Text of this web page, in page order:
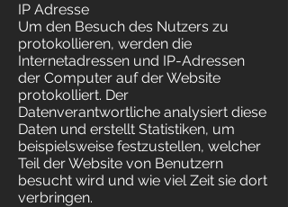
IP Adresse
Um den Besuch des Nutzers zu
protokollieren, werden die
Internetadressen und IP-Adressen
der Computer auf der Website
protokolliert. Der
Datenverantwortliche analysiert diese
Daten und erstellt Statistiken, um
beispielsweise festzustellen, welcher
Teil der Website von Benutzern
besucht wird und wie viel Zeit sie dort
verbringen.